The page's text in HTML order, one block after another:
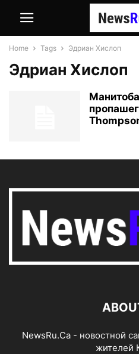
Home Tags Эдриан Хислоп
Эдриан Хислоп
NewsRu.Ca - новостной
жителей